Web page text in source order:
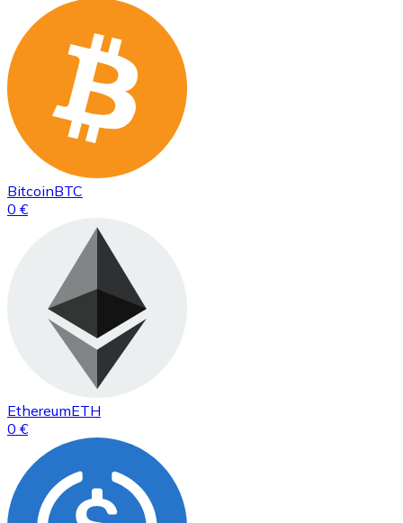
BitcoinBTC
0 €
EthereumETH
0 €